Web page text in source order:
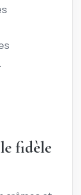
fidèle